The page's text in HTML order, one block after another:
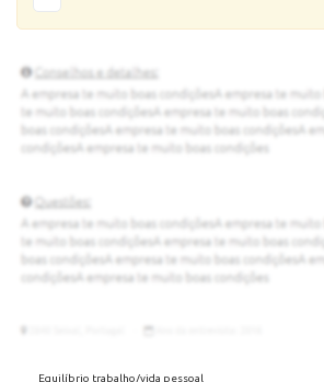
Equilíbrio trabalho/vida pessoal